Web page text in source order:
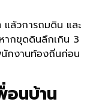
ล้วการถมดิน และ
ากขุดดินลึกเกิน 3
กงานท้องถิ่นก่อน
อนบ้าน